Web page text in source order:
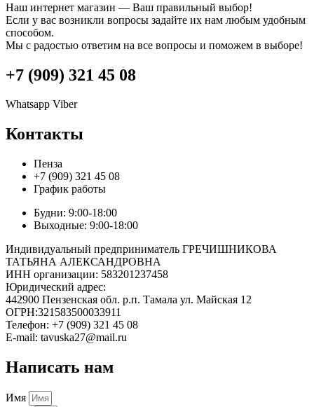
Наш интернет магазин — Ваш правильный выбор!
Если у вас возникли вопросы задайте их нам любым удобным
способом.
Мы с радостью ответим на все вопросы и поможем в выборе!
+7 (909) 321 45 08
Whatsapp Viber
Контакты
Пенза
+7 (909) 321 45 08
График работы
Будни: 9:00-18:00
Выходные: 9:00-18:00
Индивидуальный предприниматель ГРЕЧИШНИКОВА
ТАТЬЯНА АЛЕКСАНДРОВНА
ИНН организации: 583201237458
Юридический адрес:
442900 Пензенская обл. р.п. Тамала ул. Майская 12
ОГРН:321583500033911
Телефон: +7 (909) 321 45 08
E-mail: tavuska27@mail.ru
Написать нам
Имя